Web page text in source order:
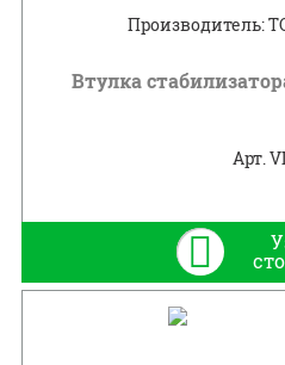
Производитель:
Втулка
Арт.